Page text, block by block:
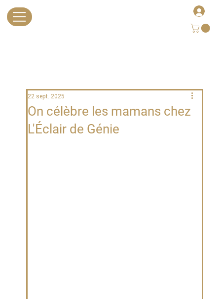
On célèbre les mamans chez
L'Éclair de Génie
22 sept. 2025